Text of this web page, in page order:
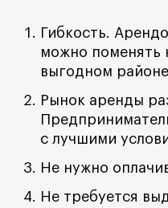
Гибкость.
можно поменять
выгодном
Рынок аренды
с лучшими
Не нужно
Не требуется